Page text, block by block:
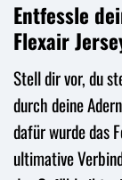
Entfessle
Flexair
Stell dir vor, du
durch deine
dafür wurde das
ultimative